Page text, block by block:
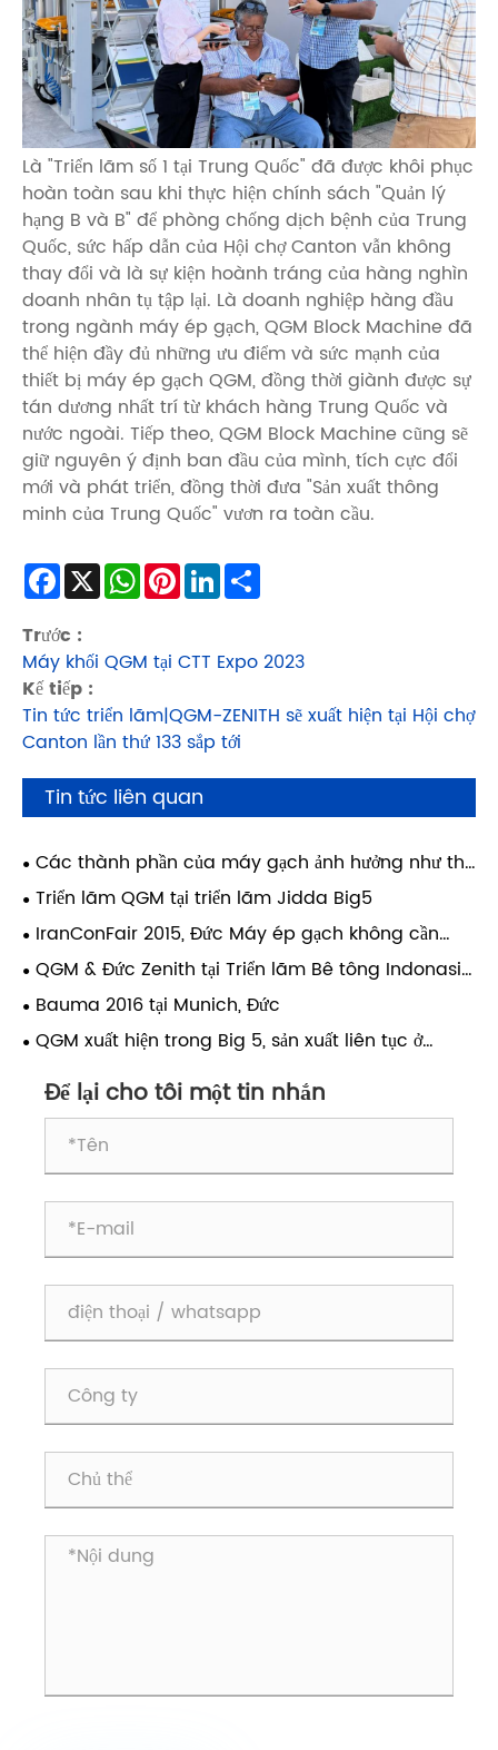
Là "Triển lãm số 1 tại Trung Quốc" đã được khôi phục
hoàn toàn sau khi thực hiện chính sách "Quản lý
hạng B và B" để phòng chống dịch bệnh của Trung
Quốc, sức hấp dẫn của Hội chợ Canton vẫn không
thay đổi và là sự kiện hoành tráng của hàng nghìn
doanh nhân tụ tập lại. Là doanh nghiệp hàng đầu
trong ngành máy ép gạch, QGM Block Machine đã
thể hiện đầy đủ những ưu điểm và sức mạnh của
thiết bị máy ép gạch QGM, đồng thời giành được sự
tán dương nhất trí từ khách hàng Trung Quốc và
nước ngoài. Tiếp theo, QGM Block Machine cũng sẽ
giữ nguyên ý định ban đầu của mình, tích cực đổi
mới và phát triển, đồng thời đưa "Sản xuất thông
minh của Trung Quốc" vươn ra toàn cầu.
Facebook
X WhatsApp
PinterestLinkedIn
Trước :
Máy khối QGM tại CTT Expo 2023
Kế tiếp :
Tin tức triển lãm|QGM-ZENITH sẽ xuất hiện tại Hội chợ
Canton lần thứ 133 sắp tới
Tin tức liên quan
Các thành phần của máy gạch ảnh hưởng như thế
nào đến độ bền của vật liệu xây dựng?
Triển lãm QGM tại triển lãm Jidda Big5
IranConFair 2015, Đức Máy ép gạch không cần
pallet Zenith đã giành được sự đánh giá cao từ
khách hàng
QGM & Đức Zenith tại Triển lãm Bê tông Indonasia
2015
Bauma 2016 tại Munich, Đức
QGM xuất hiện trong Big 5, sản xuất liên tục ở
Để lại cho tôi một tin nhắn